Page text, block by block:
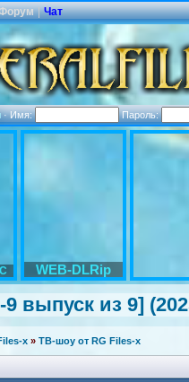
| Чат
·Имя: Пароль:
WEB-DLRip
выпуск из 9]
x » ТВ-шоу от RG Files-x